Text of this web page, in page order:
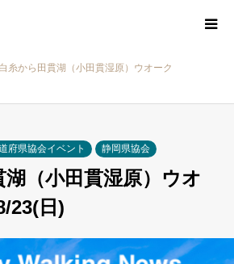
白糸から田貫湖（小田貫湿原）ウオーク
府県協会イベント 静岡県協会
（小田貫湿原）ウオ
23(日)